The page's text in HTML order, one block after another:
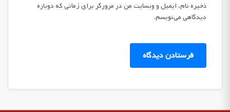
ذخیره نام، ایمیل و وبسایت من در مرورگر برای زمانی که دوباره
دیدگاهی می‌نویسم.